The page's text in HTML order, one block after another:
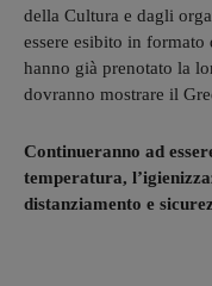
della Cultura e dagli
essere esibito in
hanno già prenotato la
dovranno mostrare il
Continueranno ad
temperatura,
distanziamento e